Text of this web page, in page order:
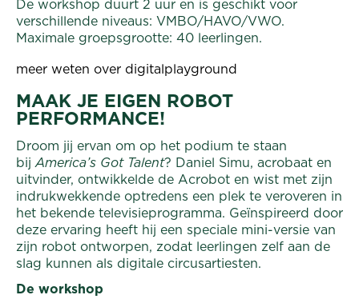
De workshop duurt 2 uur en is geschikt voor
verschillende niveaus: VMBO/HAVO/VWO.
Maximale groepsgrootte: 40 leerlingen.
meer weten over digitalplayground
MAAK JE EIGEN ROBOT
PERFORMANCE!
Droom jij ervan om op het podium te staan
bijAmerica’s Got Talent? Daniel Simu, acrobaat en
uitvinder, ontwikkelde de Acrobot en wist met zijn
indrukwekkende optredens een plek te veroveren in
het bekende televisieprogramma. Geïnspireerd door
deze ervaring heeft hij een speciale mini-versie van
zijn robot ontworpen, zodat leerlingen zelf aan de
slag kunnen als digitale circusartiesten.
De workshop